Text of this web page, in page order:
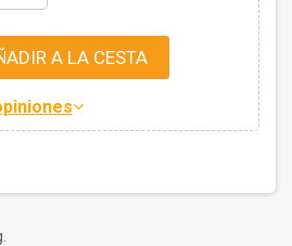
A LA CESTA